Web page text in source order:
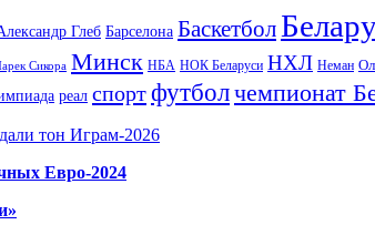
Глеб Барселона Баскетбол
Сикора Минск НБА НОК Беларуси НХЛ Неман
реал спортфутболчемпионат
тон Играм-2026
Евро-2024